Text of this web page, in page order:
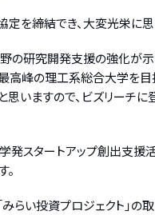
を締結でき、大変光栄に思
の研究開発支援の強化が
峰の理工系総合大学を
いますので、ビズリーチ
スタートアップ創出支援
らい投資プロジェクト」